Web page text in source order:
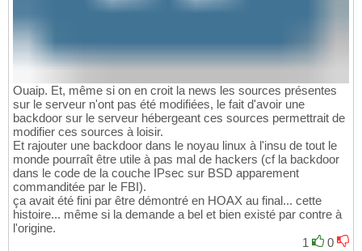
Ouaip. Et, même si on en croit la news les sources présentes
sur le serveur n'ont pas été modifiées, le fait d'avoir une
backdoor sur le serveur hébergeant ces sources permettrait de
modifier ces sources à loisir.
Et rajouter une backdoor dans le noyau linux à l'insu de tout le
monde pourraît être utile à pas mal de hackers (cf la backdoor
dans le code de la couche IPsec sur BSD apparement
commanditée par le FBI).
ça avait été fini par être démontré en HOAX au final... cette
histoire... même si la demande a bel et bien existé par contre à
l'origine.
1
0